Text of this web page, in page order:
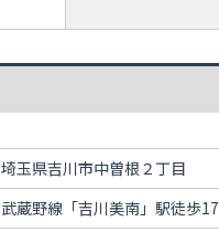
埼玉県吉川市中曽根２丁目
武蔵野線「吉川美南」駅徒歩